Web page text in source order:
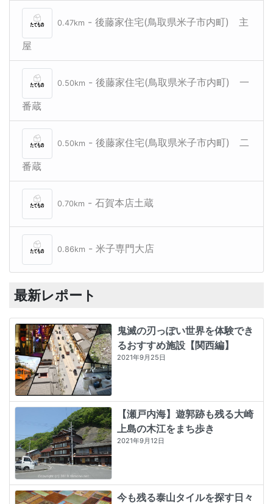
0.47km - 後藤家住宅(鳥取県米子市内町) 主
屋
0.50km - 後藤家住宅(鳥取県米子市内町) 一
番蔵
0.50km - 後藤家住宅(鳥取県米子市内町) 二
番蔵
0.70km - 石賀本店土蔵
0.86km - 米子専門大店
最新レポート
鬼滅の刃っぽい世界を体験でき
るおすすめ施設【関西編】
2021年9月25日
【瀬戸内海】遊郭跡も残る大崎
上島の木江をまち歩き
2021年9月12日
今も残る泰山タイルを探す日々